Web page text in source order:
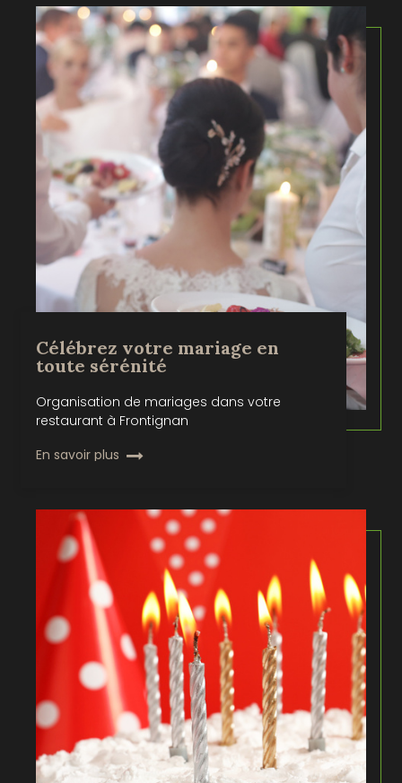
Célébrez votre mariage en
toute sérénité
Organisation de mariages dans votre
restaurant à Frontignan
En savoir plus